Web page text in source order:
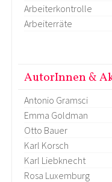
Arbeiterkontrolle
Arbeiterräte
AutorInnen &
Antonio Gramsci
Emma Goldman
Otto Bauer
Karl Korsch
Karl Liebknecht
Rosa Luxemburg